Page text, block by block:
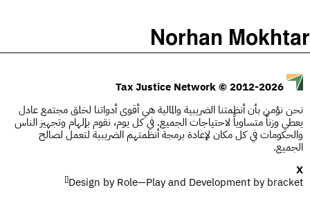
Justicia Impositiva
É Da Sua Conta
Impôts et Justice Sociale
Unequal India Decoded
الحلقات (0)
المصطلحات
يبحث
Norhan Mokhtar
© 2012-2026
نحن نؤمن بأن أنظمتنا الضريبية والمالية هي أقوى أدواتنا لخلق مجتمع عادل
يعطي وزناً متساوياً لاحتياجات الجميع. في كل يوم، نقوم بإلهام وتجهيز الناس
والحكومات في كل مكان لإعادة برمجة أنظمتهم الضريبية لتعمل لصالح
الجميع.
X
Design by Role—Playand Development by bracket
[]